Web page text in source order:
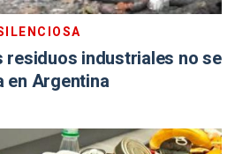
residuos industriales no se
en Argentina